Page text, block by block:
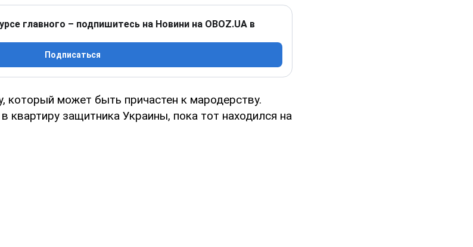
главного – подпишитесь на Новини на OBOZ.UA в
Подписаться
который может быть причастен к мародерству.
квартиру защитника Украины, пока тот находился на